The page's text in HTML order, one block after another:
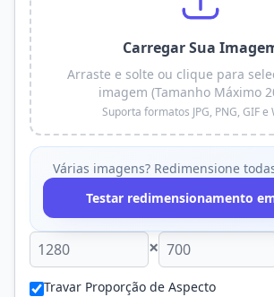
Carregar Sua
Arraste e solte ou clique para
imagem (Tamanho Máximo
Suporta formatos JPG, PNG, GIF e
Várias imagens? Redimensione
Testar redimensionamento
×
Travar Proporção de Aspecto